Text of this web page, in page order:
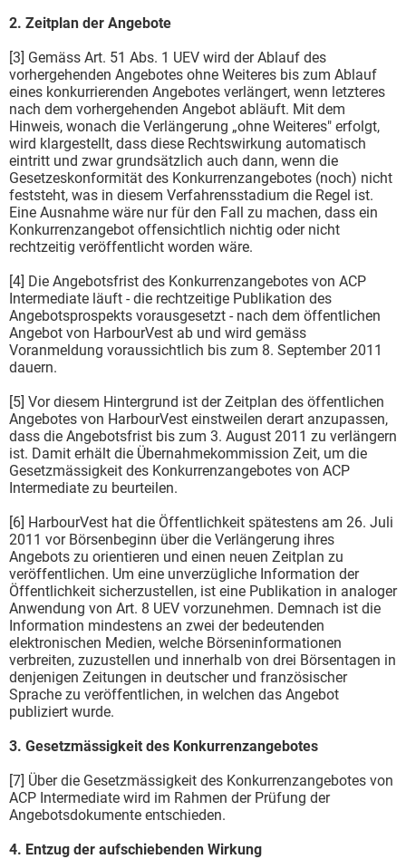
2. Zeitplan der Angebote
[3] Gemäss Art. 51 Abs. 1 UEV wird der Ablauf des
vorhergehenden Angebotes ohne Weiteres bis zum Ablauf
eines konkurrierenden Angebotes verlängert, wenn letzteres
nach dem vorhergehenden Angebot abläuft. Mit dem
Hinweis, wonach die Verlängerung „ohne Weiteres" erfolgt,
wird klargestellt, dass diese Rechtswirkung automatisch
eintritt und zwar grundsätzlich auch dann, wenn die
Gesetzeskonformität des Konkurrenzangebotes (noch) nicht
feststeht, was in diesem Verfahrensstadium die Regel ist.
Eine Ausnahme wäre nur für den Fall zu machen, dass ein
Konkurrenzangebot offensichtlich nichtig oder nicht
rechtzeitig veröffentlicht worden wäre.
[4] Die Angebotsfrist des Konkurrenzangebotes von ACP
Intermediate läuft - die rechtzeitige Publikation des
Angebotsprospekts vorausgesetzt - nach dem öffentlichen
Angebot von HarbourVest ab und wird gemäss
Voranmeldung voraussichtlich bis zum 8. September 2011
dauern.
[5] Vor diesem Hintergrund ist der Zeitplan des öffentlichen
Angebotes von HarbourVest einstweilen derart anzupassen,
dass die Angebotsfrist bis zum 3. August 2011 zu verlängern
ist. Damit erhält die Übernahmekommission Zeit, um die
Gesetzmässigkeit des Konkurrenzangebotes von ACP
Intermediate zu beurteilen.
[6] HarbourVest hat die Öffentlichkeit spätestens am 26. Juli
2011 vor Börsenbeginn über die Verlängerung ihres
Angebots zu orientieren und einen neuen Zeitplan zu
veröffentlichen. Um eine unverzügliche Information der
Öffentlichkeit sicherzustellen, ist eine Publikation in analoger
Anwendung von Art. 8 UEV vorzunehmen. Demnach ist die
Information mindestens an zwei der bedeutenden
elektronischen Medien, welche Börseninformationen
verbreiten, zuzustellen und innerhalb von drei Börsentagen in
denjenigen Zeitungen in deutscher und französischer
Sprache zu veröffentlichen, in welchen das Angebot
publiziert wurde.
3. Gesetzmässigkeit des Konkurrenzangebotes
[7] Über die Gesetzmässigkeit des Konkurrenzangebotes von
ACP Intermediate wird im Rahmen der Prüfung der
Angebotsdokumente entschieden.
4. Entzug der aufschiebenden Wirkung